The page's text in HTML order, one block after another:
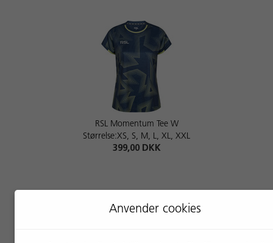
RSL Momentum Tee W
Størrelse:XS, S, M, L, XL, XXL
399,00 DKK
Anvender cookies